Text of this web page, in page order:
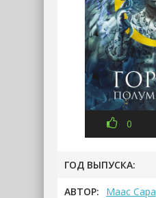
0
ГОД ВЫПУСКА:
АВТОР: Маас Сара